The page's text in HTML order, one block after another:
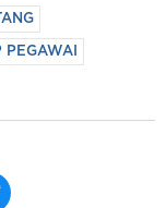
PEGAWAI